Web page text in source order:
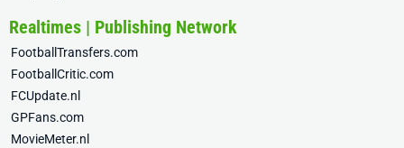
Realtimes | Publishing Network
FootballTransfers.com
FootballCritic.com
FCUpdate.nl
GPFans.com
MovieMeter.nl